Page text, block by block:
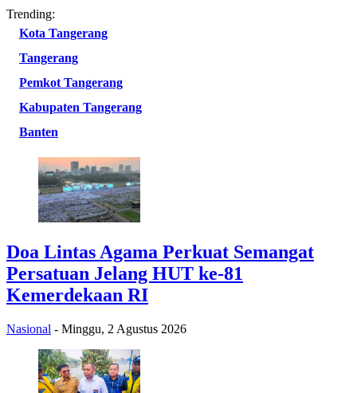
Trending:
Kota Tangerang
Tangerang
Pemkot Tangerang
Kabupaten Tangerang
Banten
Doa Lintas Agama Perkuat Semangat
Persatuan Jelang HUT ke-81
Kemerdekaan RI
Nasional - Minggu, 2 Agustus 2026